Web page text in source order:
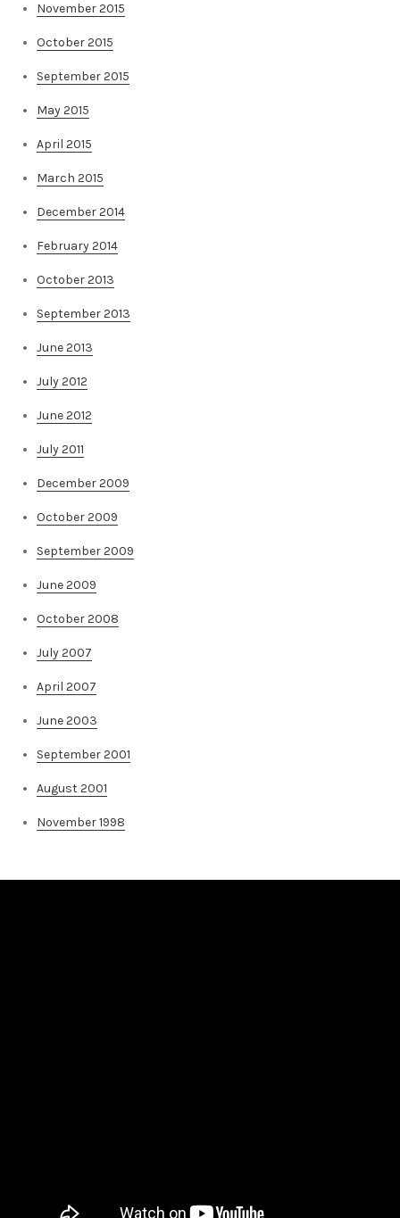
November 2015
October 2015
September 2015
May 2015
April 2015
March 2015
December 2014
February 2014
October 2013
September 2013
June 2013
July 2012
June 2012
July 2011
December 2009
October 2009
September 2009
June 2009
October 2008
July 2007
April 2007
June 2003
September 2001
August 2001
November 1998